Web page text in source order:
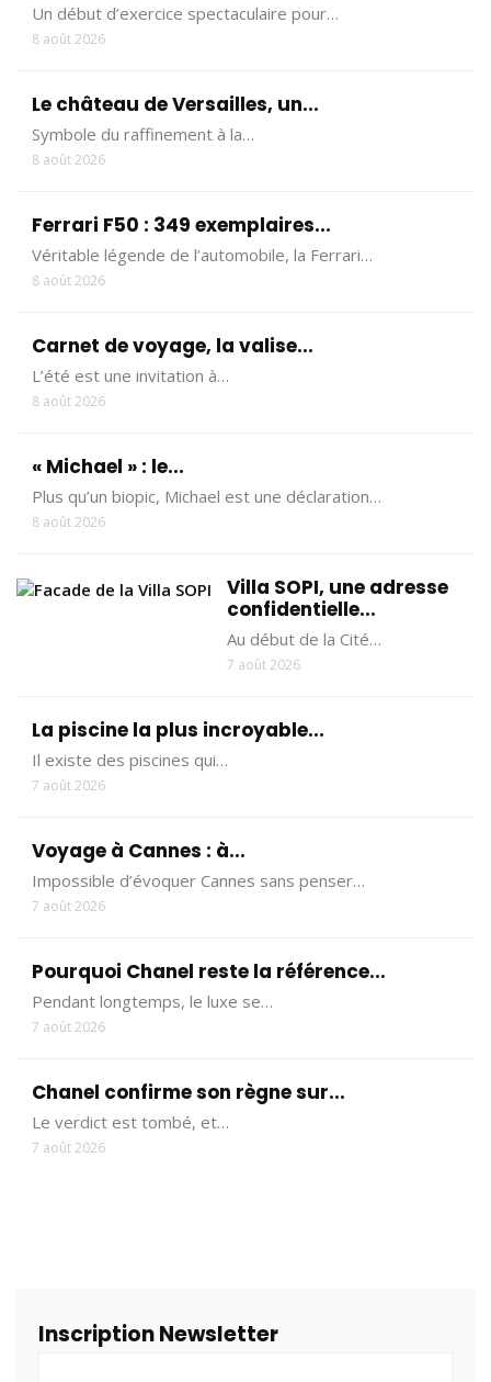
Un début d’exercice spectaculaire pour…
8 août 2026
Le château de Versailles, un...
Symbole du raffinement à la…
8 août 2026
Ferrari F50 : 349 exemplaires...
Véritable légende de l’automobile, la Ferrari…
8 août 2026
Carnet de voyage, la valise...
L’été est une invitation à…
8 août 2026
« Michael » : le...
Plus qu’un biopic, Michael est une déclaration…
8 août 2026
Villa SOPI, une adresse
confidentielle...
Au début de la Cité…
7 août 2026
La piscine la plus incroyable...
Il existe des piscines qui…
7 août 2026
Voyage à Cannes : à...
Impossible d’évoquer Cannes sans penser…
7 août 2026
Pourquoi Chanel reste la référence...
Pendant longtemps, le luxe se…
7 août 2026
Chanel confirme son règne sur...
Le verdict est tombé, et…
7 août 2026
Inscription Newsletter